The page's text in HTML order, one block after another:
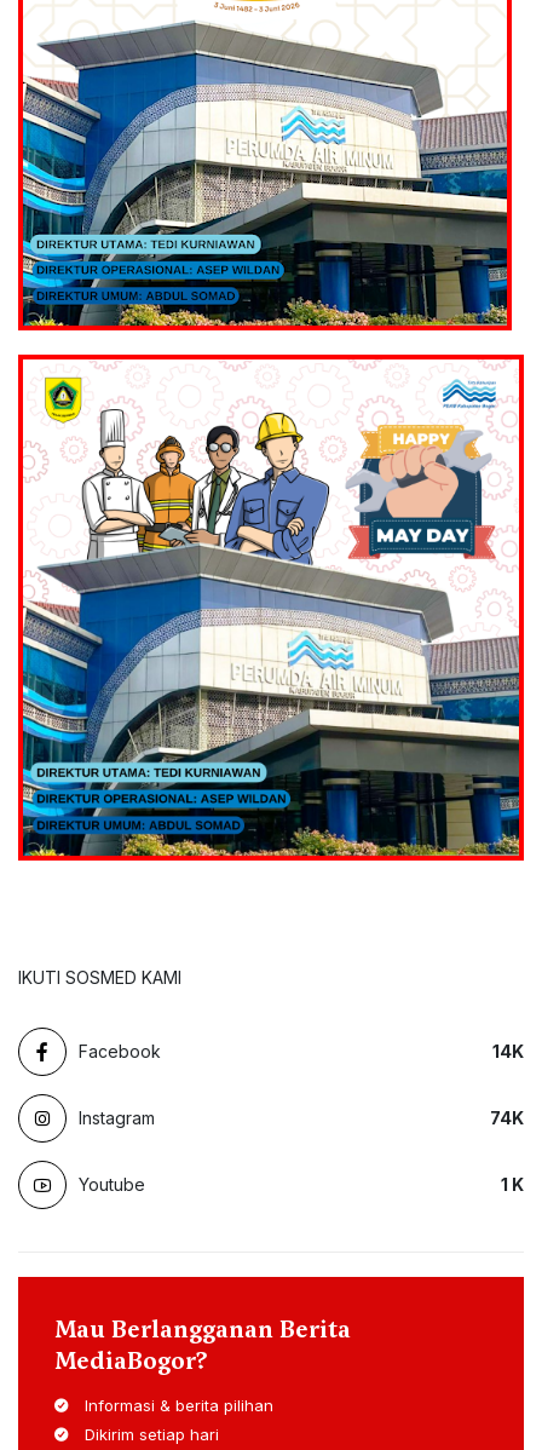
IKUTI SOSMED KAMI
Facebook 14K
Instagram 74K
Youtube 1 K
Mau Berlangganan Berita
MediaBogor?
Informasi & berita pilihan
Dikirim setiap hari